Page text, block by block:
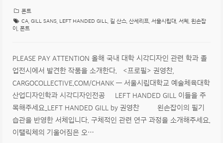
폰트
CA GILL SANS LEFT HANDED GILL 길 산스 산세리프 서울시립대 서체
왼손잡
이
폰트
PLEASE PAY ATTENTION 올해 국내 대학 시각디자인 관련 학과 졸
업전시에서 발견한 작품을 소개한다. <프로필> 권영찬,
CARGOCOLLECTIVE.COM/CHANK — 서울시립대학교 예술체육대학
산업디자인학과 시각디자인전공 LEFT HANDED GILL 이들을 주
목해주세요_LEFT HANDED GILL by 권영찬 왼손잡이의 필기
습관을 반영한 서체입니다. 구체적인 관련 연구 과정을 소개해주세요.
이탤릭체의 기울어짐은 오…